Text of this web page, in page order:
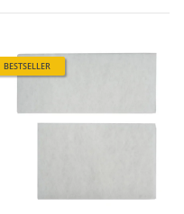
BESTSELLER